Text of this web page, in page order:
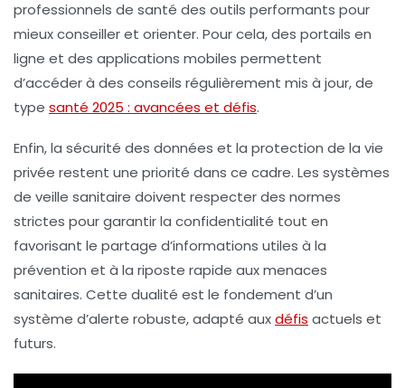
professionnels de santé des outils performants pour
mieux conseiller et orienter. Pour cela, des portails en
ligne et des applications mobiles permettent
d’accéder à des conseils régulièrement mis à jour, de
type santé 2025 : avancées et défis.
Enfin, la sécurité des données et la protection de la vie
privée restent une priorité dans ce cadre. Les systèmes
de veille sanitaire doivent respecter des normes
strictes pour garantir la confidentialité tout en
favorisant le partage d’informations utiles à la
prévention et à la riposte rapide aux menaces
sanitaires. Cette dualité est le fondement d’un
système d’alerte robuste, adapté auxdéfis actuels et
futurs.